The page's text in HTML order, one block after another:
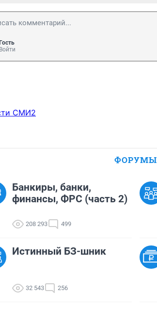
Гость
Войти
СМИ2
ФОРУМЫ
Банкиры, банки,
финансы, ФРС (часть 2)
208 293 499
Истинный БЗ-шник
32 543 256